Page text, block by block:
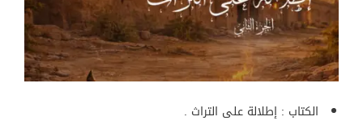
الكتاب : إطلالة على التراث .